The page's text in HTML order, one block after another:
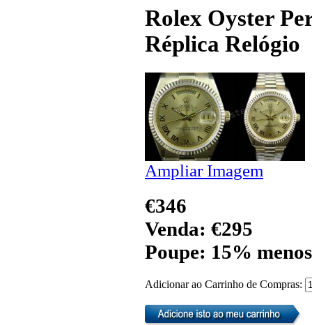
Rolex Oyster
Réplica Relógio
Ampliar Imagem
€346
Venda: €295
Poupe: 15% menos
Adicionar ao Carrinho de Compras: